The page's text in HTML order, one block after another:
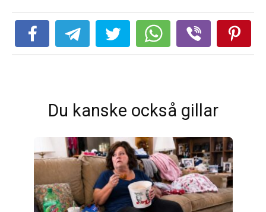
Du kanske också gillar